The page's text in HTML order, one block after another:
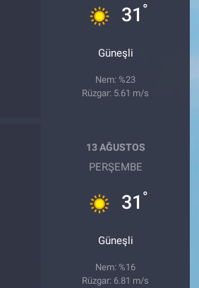
31 °
Güneşli
Nem: %23
Rüzgar: 5.61 m/s
13 AĞUSTOS
PERŞEMBE
31 °
Güneşli
Nem: %16
Rüzgar: 6.81 m/s